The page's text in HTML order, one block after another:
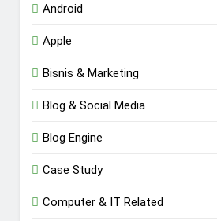
Android
Apple
Bisnis & Marketing
Blog & Social Media
Blog Engine
Case Study
Computer & IT Related